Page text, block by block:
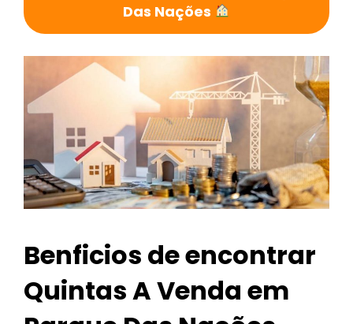
Das Nações
Benficios de encontrar
Quintas A Venda em